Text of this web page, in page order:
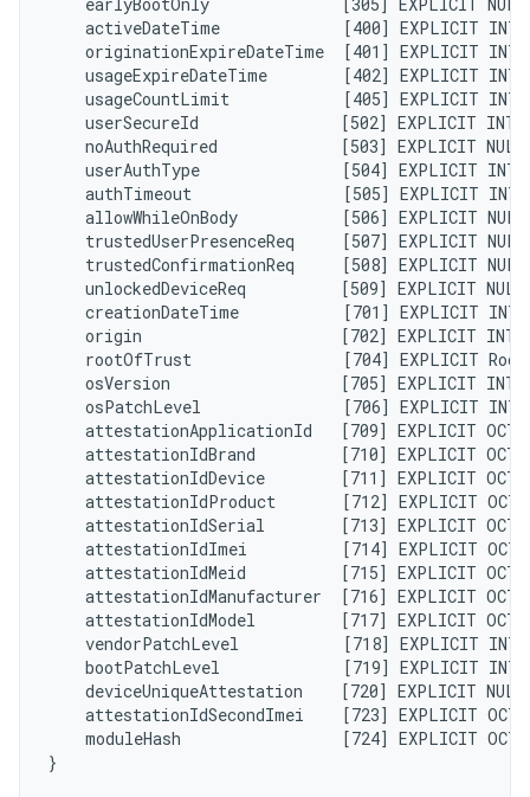
activeDateTime             [400] EXPLICIT
originationExpireDateTime  [401] EXPLICIT
usageExpireDateTime        [402] EXPLICIT
usageCountLimit            [405] EXPLICIT
userSecureId               [502] EXPLICIT
noAuthRequired             [503] EXPLICIT
userAuthType               [504] EXPLICIT
authTimeout                [505] EXPLICIT
allowWhileOnBody           [506] EXPLICIT
trustedUserPresenceReq     [507] EXPLICIT
trustedConfirmationReq     [508] EXPLICIT
unlockedDeviceReq          [509] EXPLICIT
creationDateTime           [701] EXPLICIT
origin                     [702] EXPLICIT
rootOfTrust                [704] EXPLICIT
osVersion                  [705] EXPLICIT
osPatchLevel               [706] EXPLICIT
attestationApplicationId   [709] EXPLICIT
attestationIdBrand         [710] EXPLICIT
attestationIdDevice        [711] EXPLICIT
attestationIdProduct       [712] EXPLICIT
attestationIdSerial        [713] EXPLICIT
attestationIdImei          [714] EXPLICIT
attestationIdMeid          [715] EXPLICIT
attestationIdManufacturer  [716] EXPLICIT
attestationIdModel         [717] EXPLICIT
vendorPatchLevel           [718] EXPLICIT
bootPatchLevel             [719] EXPLICIT
deviceUniqueAttestation    [720] EXPLICIT
attestationIdSecondImei    [723] EXPLICIT
moduleHash                 [724] EXPLICIT
}